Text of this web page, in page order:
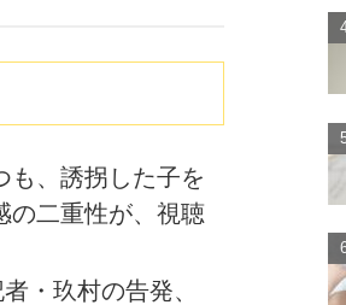
も、誘拐した子を
の二重性が、視聴
・玖村の告発、